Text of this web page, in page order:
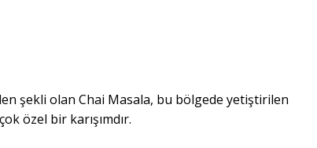
şekli olan Chai Masala, bu bölgede yetiştirilen
özel bir karışımdır.